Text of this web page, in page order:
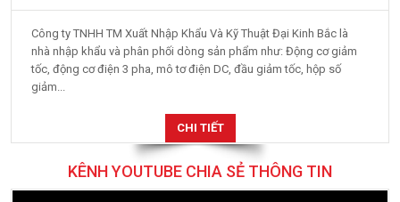
Công ty TNHH TM Xuất Nhập Khẩu Và Kỹ Thuật Đại Kinh Bắc là
nhà nhập khẩu và phân phối dòng sản phẩm như: Động cơ giảm
tốc, động cơ điện 3 pha, mô tơ điện DC, đầu giảm tốc, hộp số
giảm...
CHI TIẾT
KÊNH YOUTUBE CHIA SẺ THÔNG TIN